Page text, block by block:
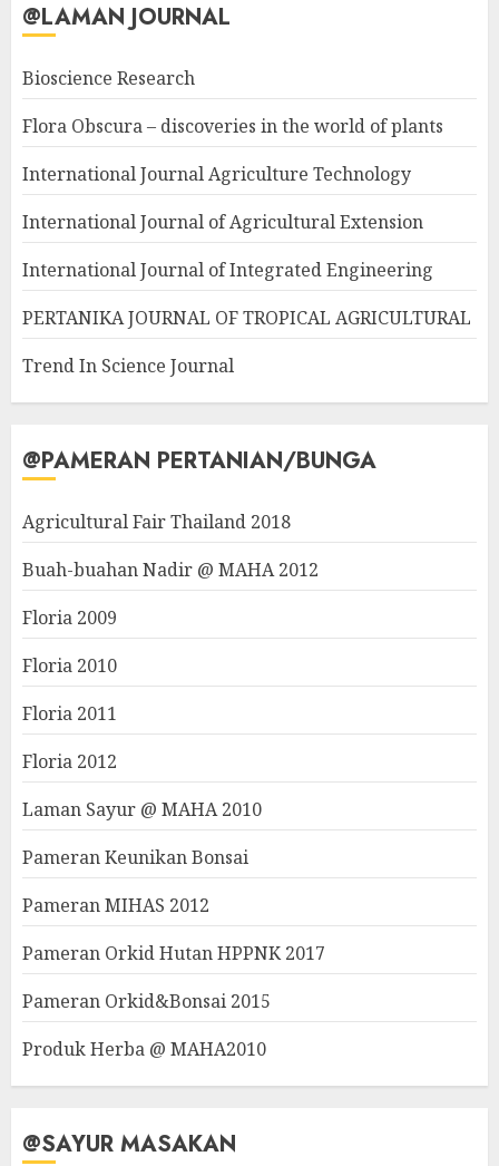
@LAMAN JOURNAL
Bioscience Research
Flora Obscura – discoveries in the world of plants
International Journal Agriculture Technology
International Journal of Agricultural Extension
International Journal of Integrated Engineering
PERTANIKA JOURNAL OF TROPICAL AGRICULTURAL
Trend In Science Journal
@PAMERAN PERTANIAN/BUNGA
Agricultural Fair Thailand 2018
Buah-buahan Nadir @ MAHA 2012
Floria 2009
Floria 2010
Floria 2011
Floria 2012
Laman Sayur @ MAHA 2010
Pameran Keunikan Bonsai
Pameran MIHAS 2012
Pameran Orkid Hutan HPPNK 2017
Pameran Orkid&Bonsai 2015
Produk Herba @ MAHA2010
@SAYUR MASAKAN